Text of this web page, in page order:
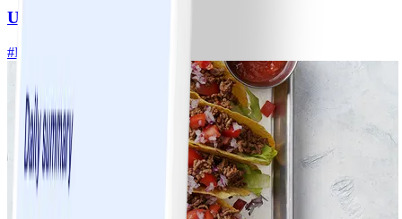
Ugnsrostad potatis
#Lätt